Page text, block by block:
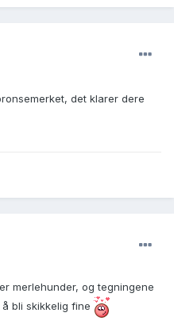
det klarer dere
merlehunder, og tegningene
bli skikkelig fine